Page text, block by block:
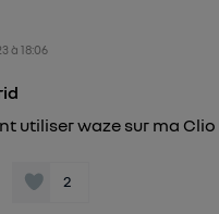
à18:06
utiliser waze sur ma
2